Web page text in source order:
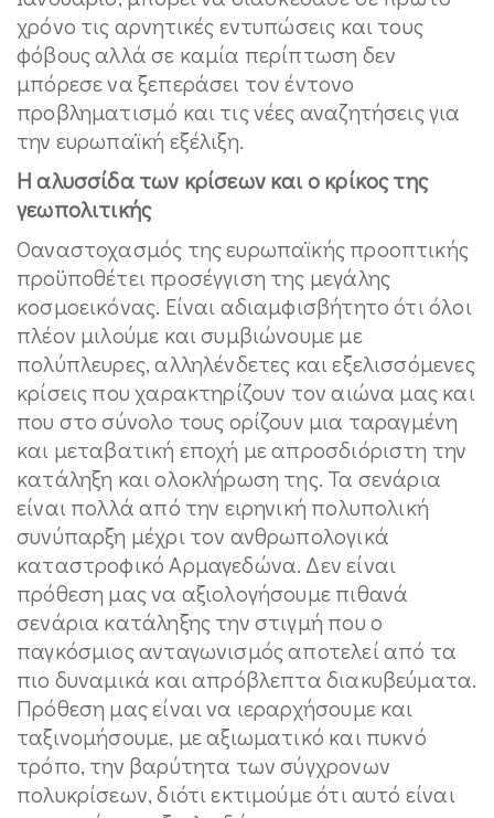
χρόνο τις αρνητικές εντυπώσεις και τους
φόβους αλλά σε καμία περίπτωση δεν
μπόρεσε να ξεπεράσει τον έντονο
προβληματισμό και τις νέες αναζητήσεις για
την ευρωπαϊκή εξέλιξη.
Η αλυσσίδα των κρίσεων και ο κρίκος της
γεωπολιτικής
Οαναστοχασμός της ευρωπαϊκής προοπτικής
προϋποθέτει προσέγγιση της μεγάλης
κοσμοεικόνας. Είναι αδιαμφισβήτητο ότι όλοι
πλέον μιλούμε και συμβιώνουμε με
πολύπλευρες, αλληλένδετες και εξελισσόμενες
κρίσεις που χαρακτηρίζουν τον αιώνα μας και
που στο σύνολο τους ορίζουν μια ταραγμένη
και μεταβατική εποχή με απροσδιόριστη την
κατάληξη και ολοκλήρωση της. Τα σενάρια
είναι πολλά από την ειρηνική πολυπολική
συνύπαρξη μέχρι τον ανθρωπολογικά
καταστροφικό Αρμαγεδώνα. Δεν είναι
πρόθεση μας να αξιολογήσουμε πιθανά
σενάρια κατάληξης την στιγμή που ο
παγκόσμιος ανταγωνισμός αποτελεί από τα
πιο δυναμικά και απρόβλεπτα διακυβεύματα.
Πρόθεση μας είναι να ιεραρχήσουμε και
ταξινομήσουμε, με αξιωματικό και πυκνό
τρόπο, την βαρύτητα των σύγχρονων
πολυκρίσεων, διότι εκτιμούμε ότι αυτό είναι